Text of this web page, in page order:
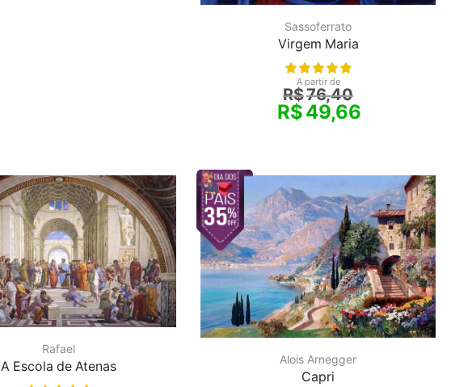
Sassoferrato
Virgem Maria
A partir de
R$76,40
R$49,66
Rafael
A Escola de Atenas
Alois Arnegger
Capri